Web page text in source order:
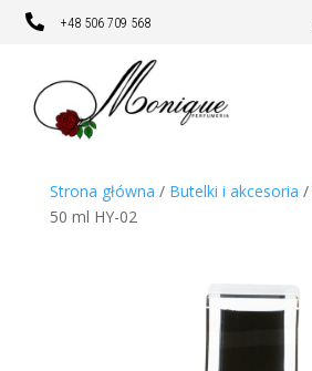
 +48 506 709 568
Strona główna / Butelki i akcesoria /
50 ml HY-02